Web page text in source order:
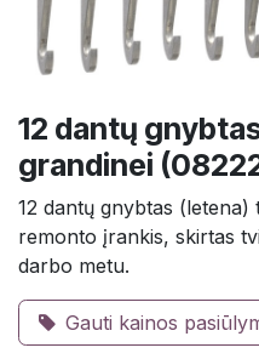
12 dantų
grandinei
12 dantų gnybtas
remonto įrankis, skirtas
darbo metu.
Gauti kainos